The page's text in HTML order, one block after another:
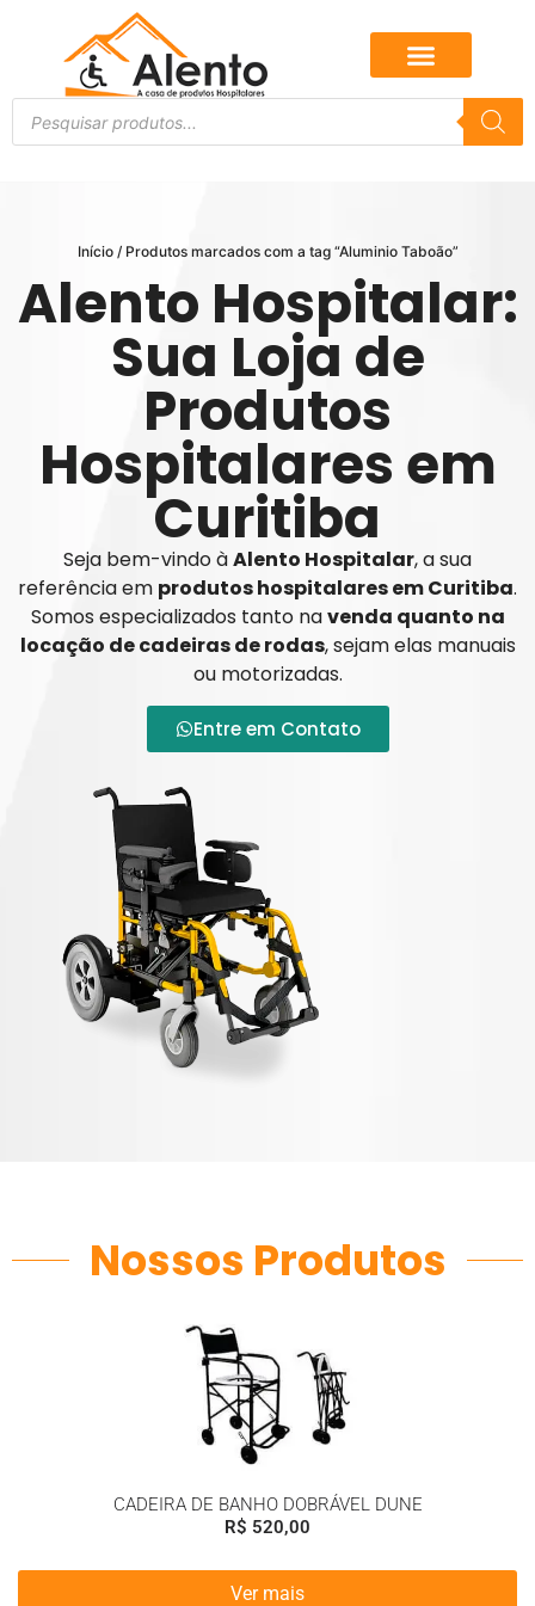
Início/ Produtos marcados com a tag “Aluminio Taboão”
Alento Hospitalar:
Sua Loja de
Produtos
Hospitalares em
Curitiba
Seja bem-vindo àAlento Hospitalar, a sua
referência em produtos hospitalares em Curitiba.
Somos especializados tanto navenda quanto na
locação de cadeiras de rodas, sejam elas manuais
ou motorizadas.
Entre em Contato
Nossos Produtos
CADEIRA DE BANHO DOBRÁVEL DUNE
R$ 520,00
Ver mais